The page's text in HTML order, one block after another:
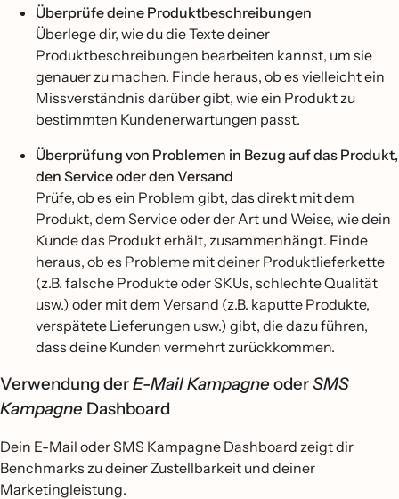
Überprüfe deine Produktbeschreibungen
Überlege dir, wie du die Texte deiner
Produktbeschreibungen bearbeiten kannst, um sie
genauer zu machen. Finde heraus, ob es vielleicht ein
Missverständnis darüber gibt, wie ein Produkt zu
bestimmten Kundenerwartungen passt.
Überprüfung von Problemen in Bezug auf das Produkt,
den Service oder den Versand
Prüfe, ob es ein Problem gibt, das direkt mit dem
Produkt, dem Service oder der Art und Weise, wie dein
Kunde das Produkt erhält, zusammenhängt. Finde
heraus, ob es Probleme mit deiner Produktlieferkette
(z.B. falsche Produkte oder SKUs, schlechte Qualität
usw.) oder mit dem Versand (z.B. kaputte Produkte,
verspätete Lieferungen usw.) gibt, die dazu führen,
dass deine Kunden vermehrt zurückkommen.
Verwendung derE-Mail Kampagne oderSMS
Kampagne Dashboard
Dein E-Mail oder SMS Kampagne Dashboard zeigt dir
Benchmarks zu deiner Zustellbarkeit und deiner
Marketingleistung.